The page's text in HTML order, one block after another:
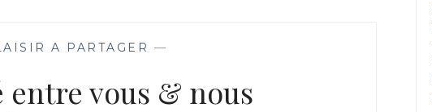
A PARTAGER —
entre vous & nous